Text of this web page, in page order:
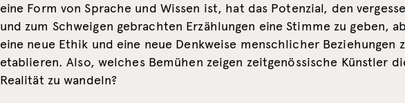
eine Form von Sprache und Wissen ist, hat das Potenzial, den
und zum Schweigen gebrachten Erzählungen eine Stimme zu geben,
eine neue Ethik und eine neue Denkweise menschlicher Beziehungen
etablieren. Also, welches Bemühen zeigen zeitgenössische Künstler
Realität zu wandeln?